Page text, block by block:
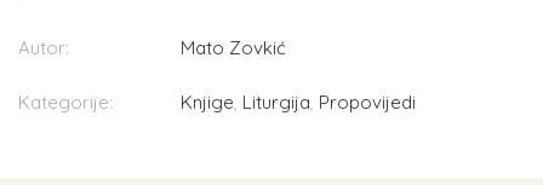
Autor: Mato Zovkić
Kategorije: Knjige, Liturgija, Propovijedi